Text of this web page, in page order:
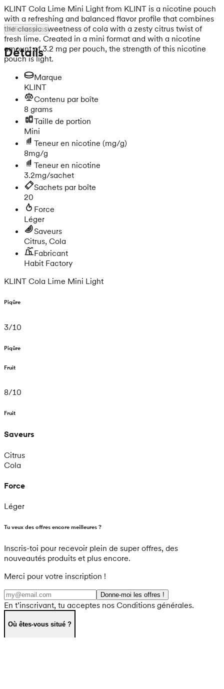
KLINT Cola Lime Mini Light from KLINT is a nicotine pouch
with a refreshing and balanced flavor profile that combines
the classic sweetness of cola with a zesty citrus twist of
fresh lime. Created in a mini format and with a nicotine
amount of 3.2 mg per pouch, the strength of this nicotine
pouch is light.
Afficher plus
Détails
Marque
KLINT
Contenu par boîte
8 grams
Taille de portion
Mini
Teneur en nicotine (mg/g)
8mg/g
Teneur en nicotine
3.2mg/sachet
Sachets par boîte
20
Force
Léger
Saveurs
Citrus, Cola
Fabricant
Habit Factory
KLINT Cola Lime Mini Light
Piqûre
3/10
Piqûre
Fruit
8/10
Fruit
Saveurs
Citrus
Cola
Force
Léger
Tu veux des offres encore meilleures ?
Inscris-toi pour recevoir plein de super offres, des
nouveautés produits et plus encore.
Merci pour votre inscription !
Donne-moi les offres !
En t’inscrivant, tu acceptes nos Conditions générales.
Où êtes-vous situé ?